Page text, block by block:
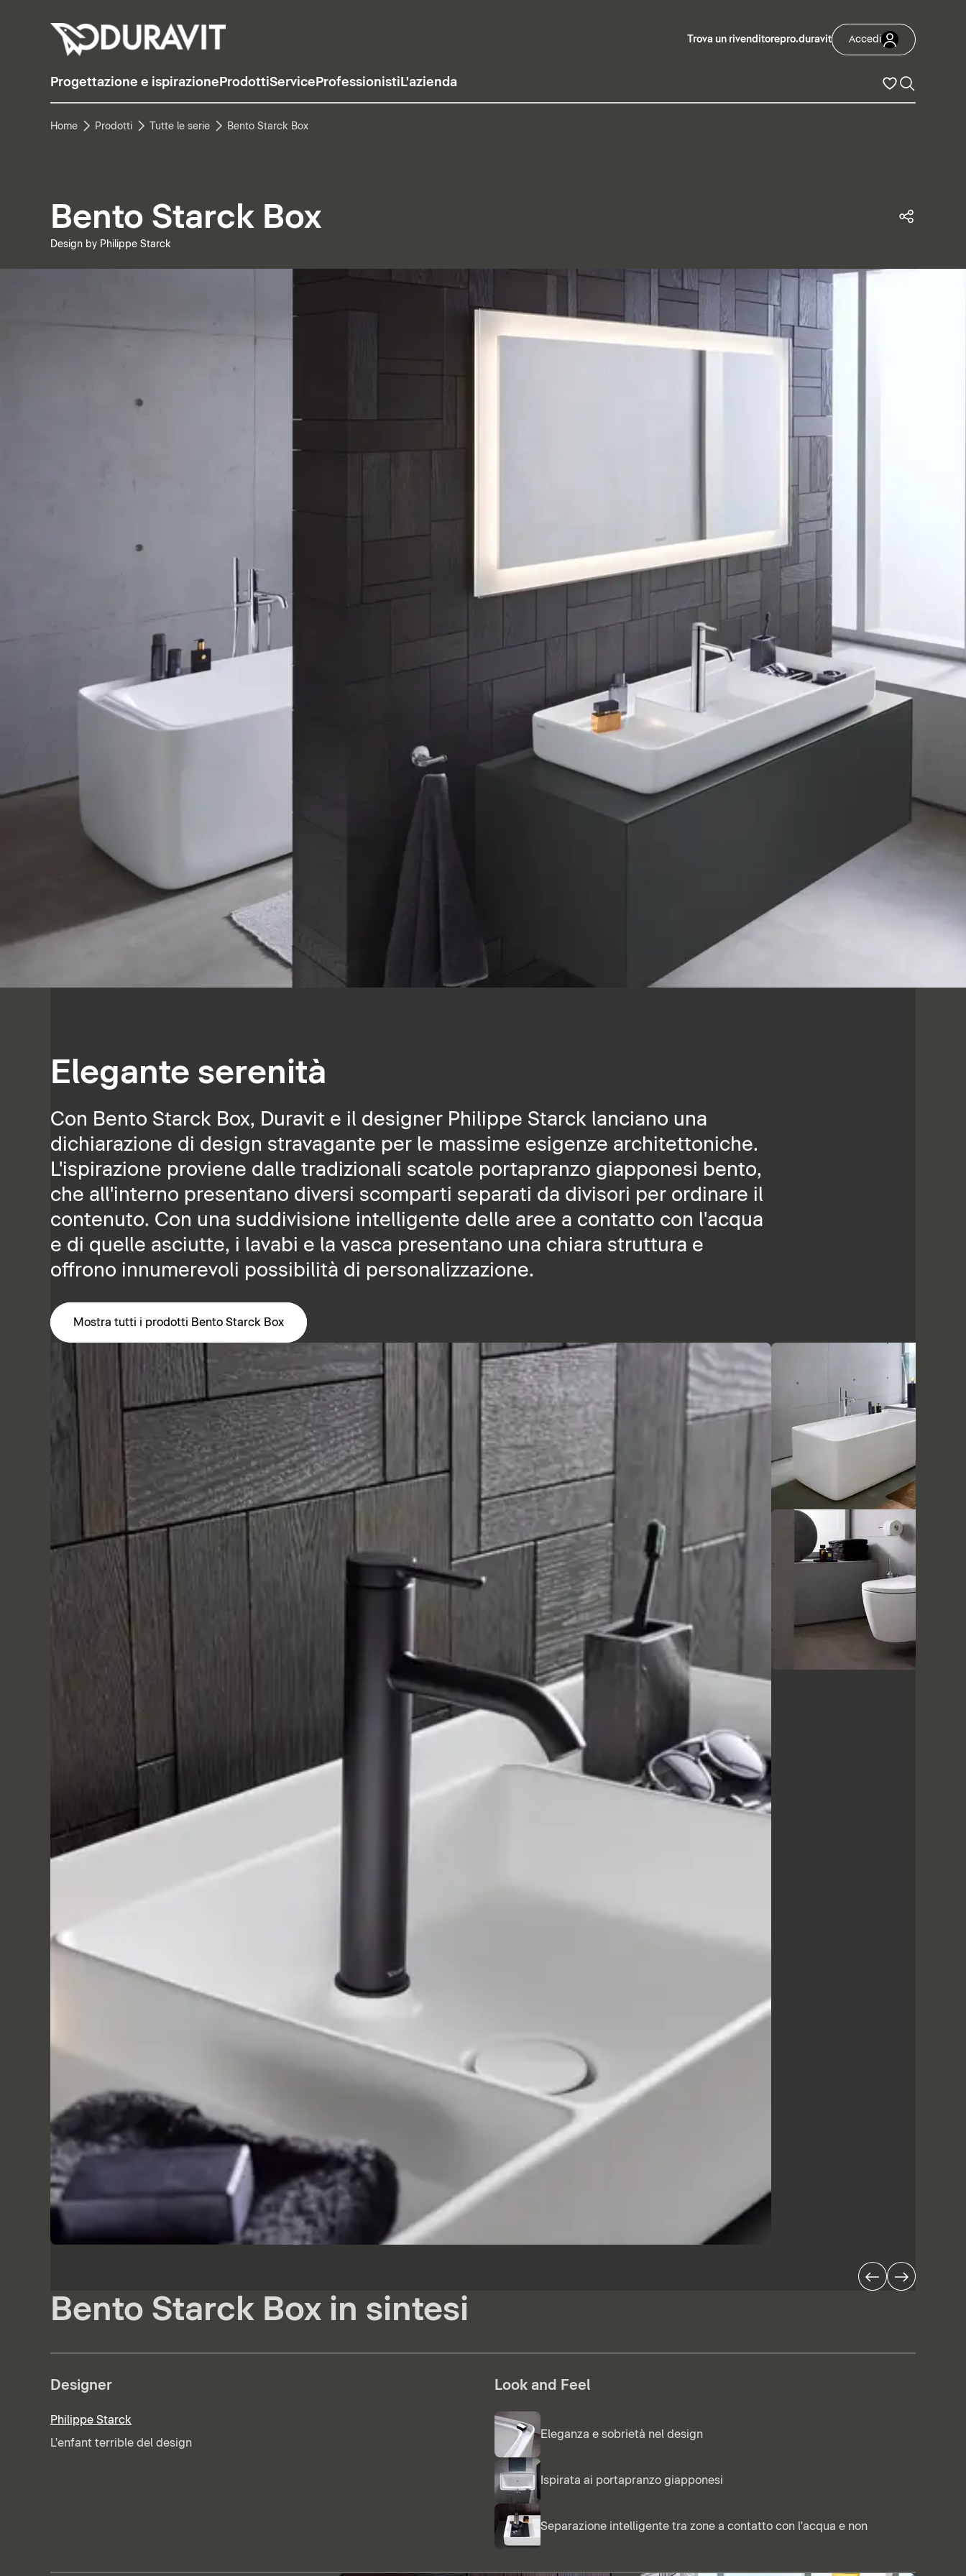
Trova un rivenditorepro.duravit Accedi
Progettazione e ispirazione ProdottiService Professionisti L'azienda
Home Prodotti Tutte le serie Bento Starck Box
Bento Starck Box
Design by Philippe Starck
Elegante serenità
Con Bento Starck Box, Duravit e il designer Philippe Starck lanciano una
dichiarazione di design stravagante per le massime esigenze architettoniche.
L'ispirazione proviene dalle tradizionali scatole portapranzo giapponesi bento,
che all'interno presentano diversi scomparti separati da divisori per ordinare il
contenuto. Con una suddivisione intelligente delle aree a contatto con l'acqua
e di quelle asciutte, i lavabi e la vasca presentano una chiara struttura e
offrono innumerevoli possibilità di personalizzazione.
Mostra tutti i prodotti Bento Starck Box
Bento Starck Box in sintesi
Designer
Philippe Starck
L'enfant terrible del design
Look and Feel
Eleganza e sobrietà nel design
Ispirata ai portapranzo giapponesi
Separazione intelligente tra zone a contatto con l'acqua e non